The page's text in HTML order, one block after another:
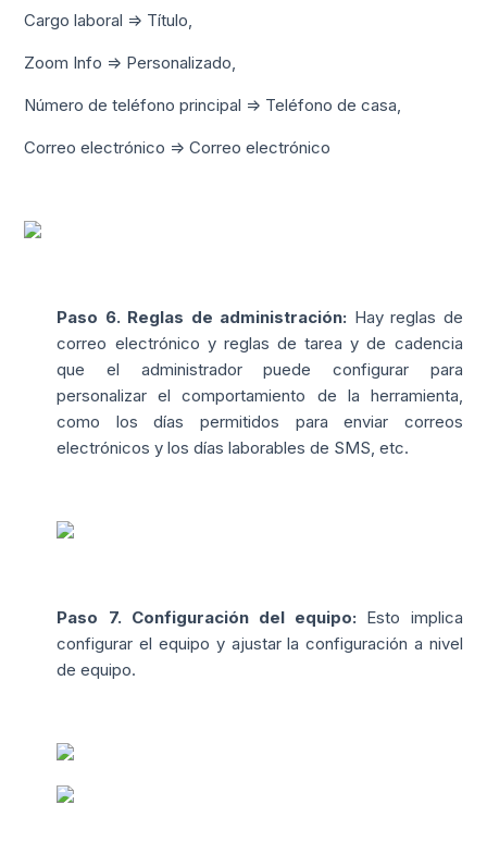
Cargo laboral => Título,
Zoom Info => Personalizado,
Número de teléfono principal => Teléfono de casa,
Correo electrónico => Correo electrónico
Paso 6. Reglas de administración: Hay reglas de
correo electrónico y reglas de tarea y de cadencia
que el administrador puede configurar para
personalizar el comportamiento de la herramienta,
como los días permitidos para enviar correos
electrónicos y los días laborables de SMS, etc.
Paso 7. Configuración del equipo: Esto implica
configurar el equipo y ajustar la configuración a nivel
de equipo.